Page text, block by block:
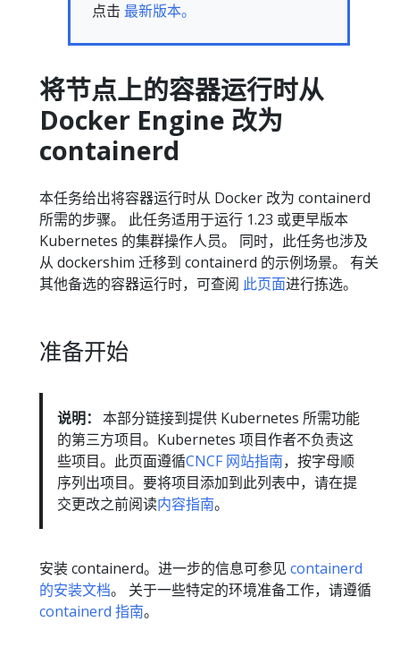
点击 最新版本。
将节点上的容器运行时从
Docker Engine 改为
containerd
本任务给出将容器运行时从 Docker 改为 containerd
所需的步骤。 此任务适用于运行 1.23 或更早版本
Kubernetes 的集群操作人员。 同时，此任务也涉及
从 dockershim 迁移到 containerd 的示例场景。 有关
其他备选的容器运行时，可查阅 此页面进行拣选。
准备开始
说明： 本部分链接到提供 Kubernetes 所需功能
的第三方项目。Kubernetes 项目作者不负责这
些项目。此页面遵循CNCF 网站指南，按字母顺
序列出项目。要将项目添加到此列表中，请在提
交更改之前阅读内容指南。
安装 containerd。进一步的信息可参见 containerd
的安装文档。 关于一些特定的环境准备工作，请遵循
containerd 指南。